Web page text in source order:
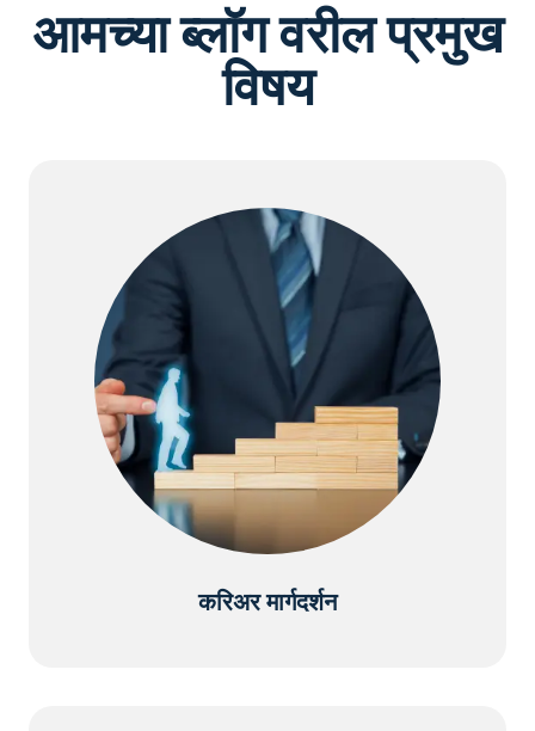
आमच्या ब्लॉग वरील प्रमुख
विषय
करिअर मार्गदर्शन